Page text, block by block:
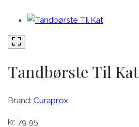
Tandbørste Til Kat
Brand: Curaprox
kr. 79,95